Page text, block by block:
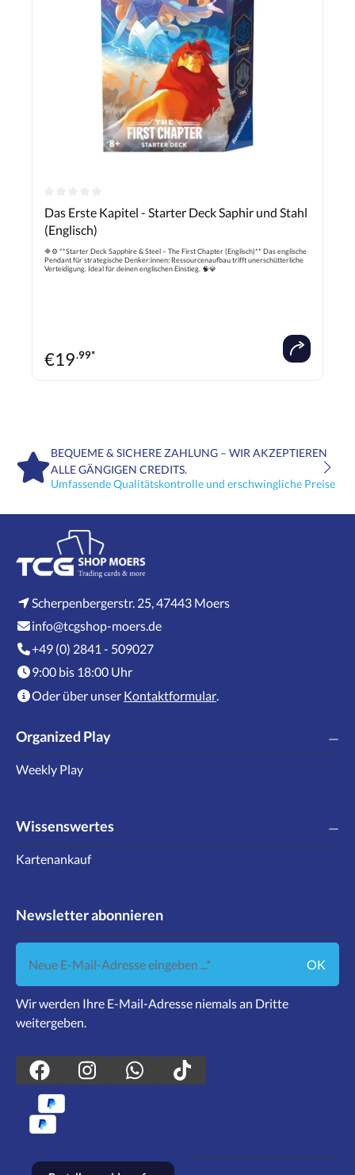
Durchschnittliche Bewertung von 0 von 5 Sternen
Das Erste Kapitel - Starter Deck Saphir und Stahl
(Englisch)
🔷⚙️ **Starter Deck Sapphire & Steel – The First Chapter (Englisch)** Das englische
Pendant für strategische Denker:innen: Ressourcenaufbau trifft unerschütterliche
Verteidigung. Ideal für deinen englischen Einstieg. 🧠💎
€19.99*
BEQUEME & SICHERE ZAHLUNG – WIR AKZEPTIEREN
ALLE GÄNGIGEN CREDITS.
Umfassende Qualitätskontrolle und erschwingliche Preise
Scherpenbergerstr. 25, 47443 Moers
info@tcgshop-moers.de
+49 (0) 2841 - 509027
9:00 bis 18:00 Uhr
Oder über unser Kontaktformular.
Organized Play
Weekly Play
Wissenswertes
Kartenankauf
Newsletter abonnieren
OK
Wir werden Ihre E-Mail-Adresse niemals an Dritte
weitergeben.